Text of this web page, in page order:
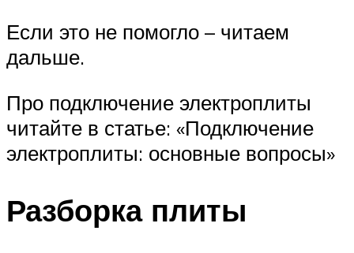
Если это не помогло – читаем
дальше.
Про подключение электроплиты
читайте в статье: «Подключение
электроплиты: основные вопросы»
Разборка плиты